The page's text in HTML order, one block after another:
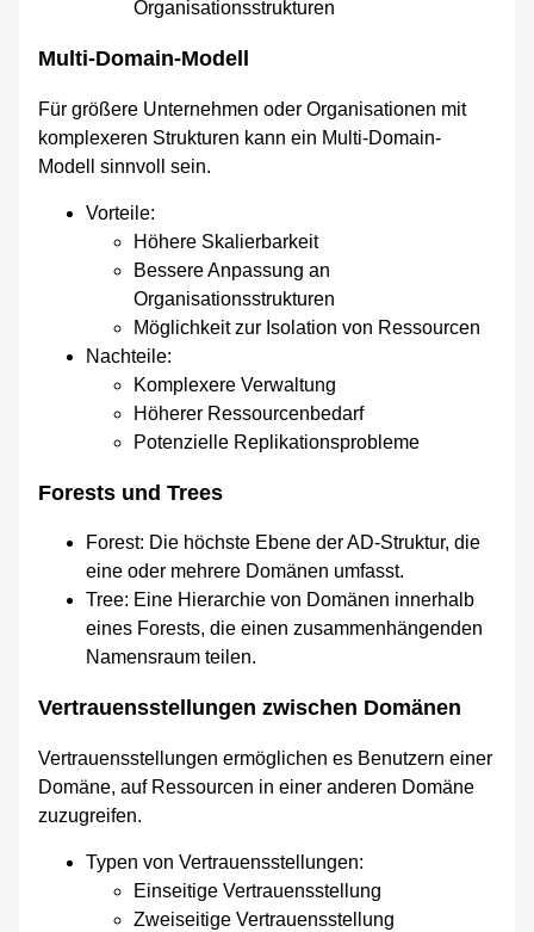
Organisationsstrukturen
Multi-Domain-Modell
Für größere Unternehmen oder Organisationen mit
komplexeren Strukturen kann ein Multi-Domain-
Modell sinnvoll sein.
Vorteile:
Höhere Skalierbarkeit
Bessere Anpassung an
Organisationsstrukturen
Möglichkeit zur Isolation von Ressourcen
Nachteile:
Komplexere Verwaltung
Höherer Ressourcenbedarf
Potenzielle Replikationsprobleme
Forests und Trees
Forest: Die höchste Ebene der AD-Struktur, die
eine oder mehrere Domänen umfasst.
Tree: Eine Hierarchie von Domänen innerhalb
eines Forests, die einen zusammenhängenden
Namensraum teilen.
Vertrauensstellungen zwischen Domänen
Vertrauensstellungen ermöglichen es Benutzern einer
Domäne, auf Ressourcen in einer anderen Domäne
zuzugreifen.
Typen von Vertrauensstellungen:
Einseitige Vertrauensstellung
Zweiseitige Vertrauensstellung